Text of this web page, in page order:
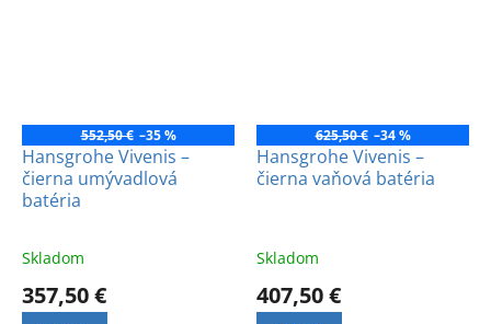
552,50 € –35 %
Hansgrohe Vivenis –
čierna umývadlová
batéria
Skladom
357,50 €
625,50 € –34 %
Hansgrohe Vivenis –
čierna vaňová batéria
Skladom
407,50 €